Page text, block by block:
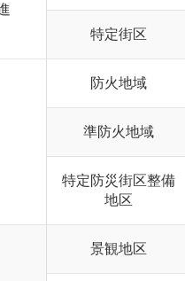
特定街区
防火地域
準防火地域
特定防災街区整備
地区
景観地区